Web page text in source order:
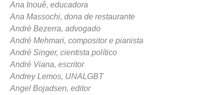
Ana Inouê, educadora
Ana Massochi, dona de restaurante
André Bezerra, advogado
André Mehmari, compositor e pianista
André Singer, cientista político
André Viana, escritor
Andrey Lemos, UNALGBT
Angel Bojadsen, editor